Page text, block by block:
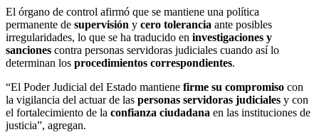
El órgano de control afirmó que se mantiene una política
permanente de supervisión y cero tolerancia ante posibles
irregularidades, lo que se ha traducido en investigaciones y
sanciones contra personas servidoras judiciales cuando así lo
determinan los procedimientos correspondientes.
“El Poder Judicial del Estado mantiene firme su compromiso con
la vigilancia del actuar de las personas servidoras judiciales y con
el fortalecimiento de la confianza ciudadana en las instituciones de
justicia”, agregan.